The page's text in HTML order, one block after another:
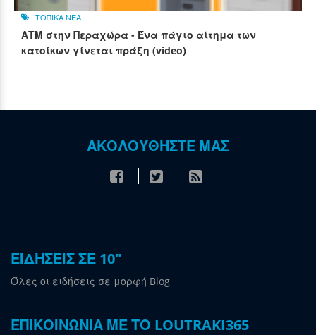
ΤΟΠΙΚΑ ΝΕΑ
ΑΤΜ στην Περαχώρα - Ένα πάγιο αίτημα των
κατοίκων γίνεται πράξη (video)
ΑΚΟΛΟΥΘΗΣΤΕ ΜΑΣ
ΕΙΔΗΣΕΙΣ ΣΕ 10"
Όλες οι ειδήσεις σε μορφή Blog
ΕΠΙΚΟΙΝΩΝΙΑ ΜΕ ΤΟ LOUTRAKI365